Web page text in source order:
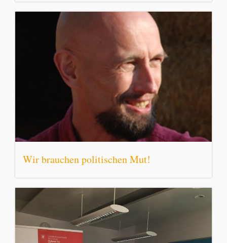
Wir brauchen politischen Mut!